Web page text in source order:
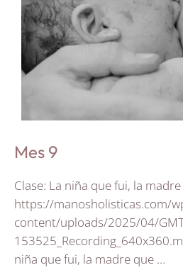
Mes 9
Clase: La niña que fui, la
https://manosholisticas.com/
content/uploads/2025/04/
niña que fui, la madre que …